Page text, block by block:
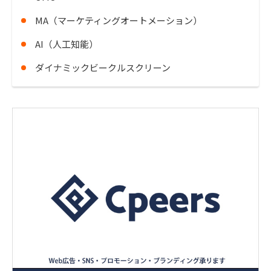
MA（マーケティングオートメーション）
AI（人工知能）
ダイナミックビークルスクリーン